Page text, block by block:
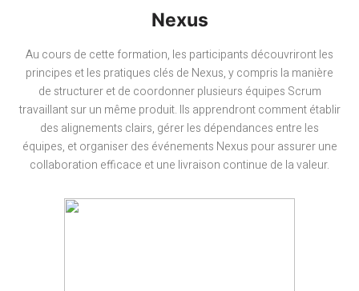
Nexus
Au cours de cette formation, les participants découvriront les
principes et les pratiques clés de Nexus, y compris la manière
de structurer et de coordonner plusieurs équipes Scrum
travaillant sur un même produit. Ils apprendront comment établir
des alignements clairs, gérer les dépendances entre les
équipes, et organiser des événements Nexus pour assurer une
collaboration efficace et une livraison continue de la valeur.